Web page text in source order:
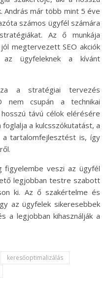
András már több mint 5 éve
számos ügyfél számára
Az ő munkája
megtervezett SEO akciók
az ügyfeleknek a kívánt
a stratégiai tervezés
nem csupán a technikai
távú célok elérésére
a kulcsszókutatást, a
tartalomfejlesztést is, így
figyelembe veszi az ügyfél
legjobban testre szabott
ki. Az ő szakértelme és
az ügyfelek sikeresebbek
a legjobban kihasználják a
keresőoptimalizálás